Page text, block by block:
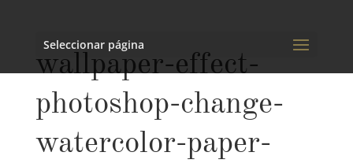
Seleccionar página
wallpaper-effect-
photoshop-change-
watercolor-paper-